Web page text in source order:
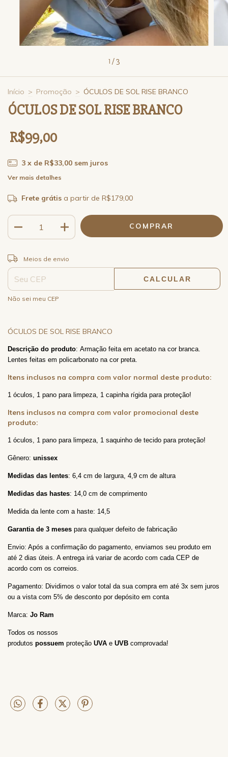
1 /3
Início > Promoção > ÓCULOS DE SOL RISE BRANCO
ÓCULOS DE SOL RISE BRANCO
R$99,00
3 x de R$33,00 sem juros
Ver mais detalhes
Frete grátis a partir de R$179,00
Entregas para o CEP:
Meios de envio
CALCULAR
Não sei meu CEP
ÓCULOS DE SOL RISE BRANCO
Descrição do produto: Armação feita em acetato na cor branca.
Lentes feitas em policarbonato na cor preta.
Itens inclusos na compra com valor normal deste produto:
1 óculos, 1 pano para limpeza, 1 capinha rígida para proteção!
Itens inclusos na compra com valor promocional deste
produto:
1 óculos, 1 pano para limpeza, 1 saquinho de tecido para proteção!
Gênero: unissex
Medidas das lentes: 6,4 cm de largura, 4,9 cm de altura
Medidas das hastes: 14,0 cm de comprimento
Medida da lente com a haste: 14,5
Garantia de 3 meses para qualquer defeito de fabricação
Envio: Após a confirmação do pagamento, enviamos seu produto em
até 2 dias úteis. A entrega irá variar de acordo com cada CEP de
acordo com os correios.
Pagamento: Dividimos o valor total da sua compra em até 3x sem juros
ou a vista com 5% de desconto por depósito em conta
Marca: Jo Ram
Todos os nossos
produtos possuem proteção UVA e UVB comprovada!